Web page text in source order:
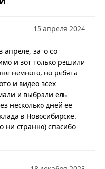
15 апреля 2024
апреле, зато со
и вот только решили
немного, но ребята
и видео всех
и выбрали ель
несколько дней ее
в Новосибирске.
ни странно) спасибо